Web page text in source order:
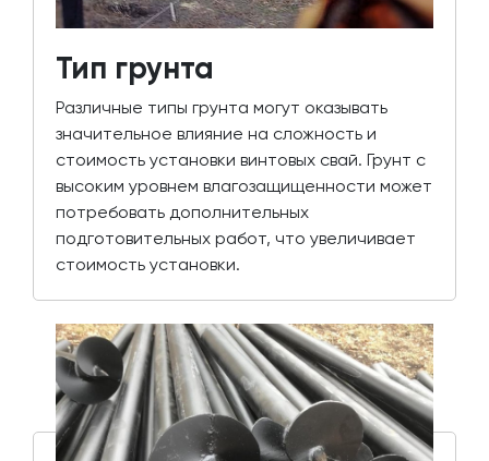
Тип грунта
Различные типы грунта могут оказывать
значительное влияние на сложность и
стоимость установки винтовых свай. Грунт с
высоким уровнем влагозащищенности может
потребовать дополнительных
подготовительных работ, что увеличивает
стоимость установки.